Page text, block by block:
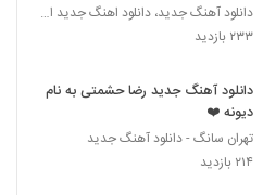
دانلود آهنگ جدید، دانلود اهنگ جدید ایرانی
۲۳۳ بازدید
دانلود آهنگ جدید رضا حشمتی به نام
دیونه ❤️
تهران سانگ - دانلود آهنگ جدید
۲۱۴ بازدید